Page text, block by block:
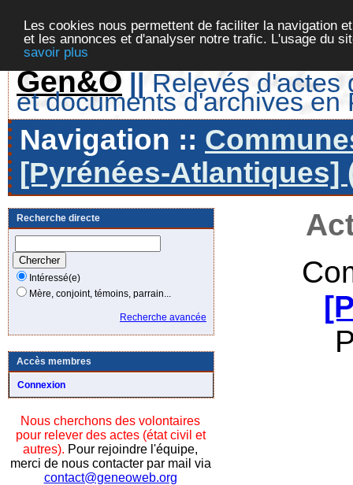
Les cookies nous permettent de faciliter la navigation
et les annonces et d'analyser notre trafic. L'usage du
savoir plus
Gen&O || Relevés d'actes
et documents d'archives en
Navigation ::
[Pyrénées-Atlantiques]
Recherche directe
Intéressé(e)
Mère, conjoint, témoins, parrain...
Recherche avancée
Accès membres
Connexion
Nous cherchons des volontaires
pour relever des actes (état civil et
autres). Pour rejoindre l'équipe,
merci de nous contacter par mail via
contact@geneoweb.org